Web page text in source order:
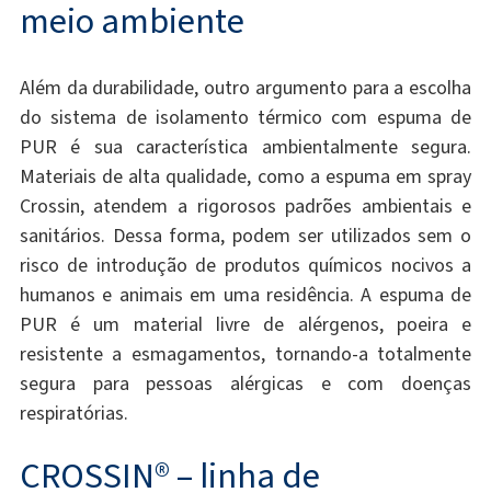
meio ambiente
Além da durabilidade, outro argumento para a escolha
do sistema de isolamento térmico com espuma de
PUR é sua característica ambientalmente segura.
Materiais de alta qualidade, como a espuma em spray
Crossin, atendem a rigorosos padrões ambientais e
sanitários. Dessa forma, podem ser utilizados sem o
risco de introdução de produtos químicos nocivos a
humanos e animais em uma residência. A espuma de
PUR é um material livre de alérgenos, poeira e
resistente a esmagamentos, tornando-a totalmente
segura para pessoas alérgicas e com doenças
respiratórias.
CROSSIN® – linha de